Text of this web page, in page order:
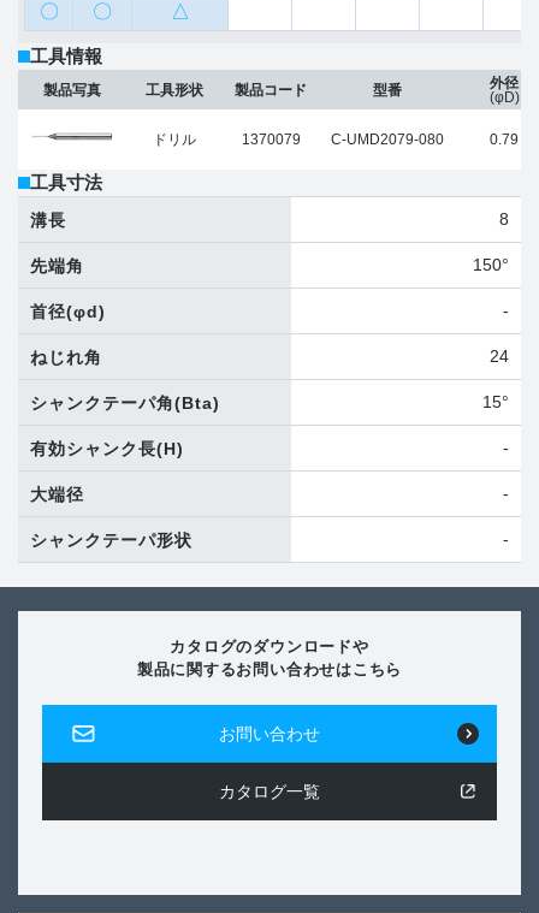
〇 〇 △
工具情報
製品写真 工具形状
ドリル
製品コード
1370079
型番
C-UMD2079-080
外径
(φD)
0.79
工具寸法
溝長 8
先端角 150°
首径(φd) -
ねじれ角 24
シャンクテーパ角(Bta) 15°
有効シャンク長(H) -
大端径 -
シャンクテーパ形状 -
カタログのダウンロードや
製品に関するお問い合わせはこちら
お問い合わせ
カタログ一覧